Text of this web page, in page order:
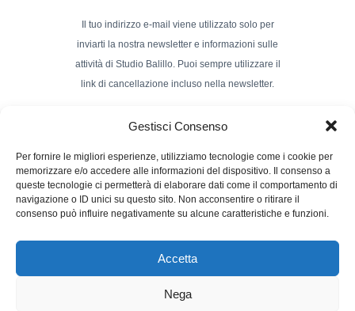
Gestisci Consenso
Per fornire le migliori esperienze, utilizziamo tecnologie come i cookie per
memorizzare e/o accedere alle informazioni del dispositivo. Il consenso a
queste tecnologie ci permetterà di elaborare dati come il comportamento di
navigazione o ID unici su questo sito. Non acconsentire o ritirare il
consenso può influire negativamente su alcune caratteristiche e funzioni.
Accetta
Nega
Il tuo indirizzo e-mail viene utilizzato solo per
inviarti la nostra newsletter e informazioni sulle
attività di Studio Balillo. Puoi sempre utilizzare il
link di cancellazione incluso nella newsletter.
Nome e Cognome
Powerd by :Studio70